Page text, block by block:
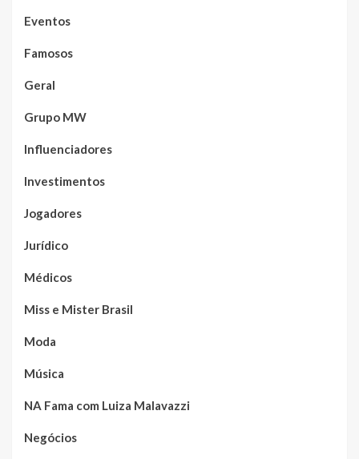
Eventos
Famosos
Geral
Grupo MW
Influenciadores
Investimentos
Jogadores
Jurídico
Médicos
Miss e Mister Brasil
Moda
Música
NA Fama com Luiza Malavazzi
Negócios